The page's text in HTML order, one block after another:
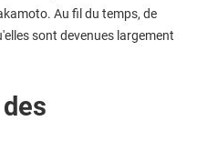
Au fil du temps, de
sont devenues largement